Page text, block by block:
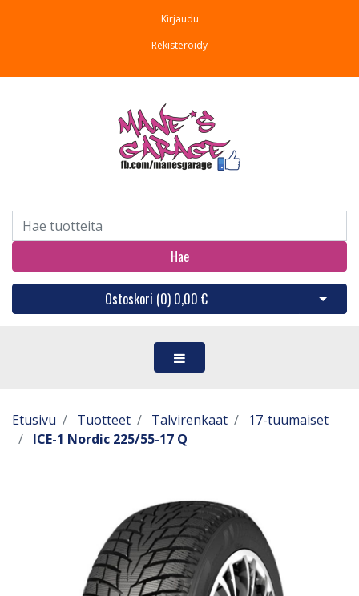
Kirjaudu
Rekisteröidy
Hae
Ostoskori (0) 0,00 € Avaa
Etusivu Tuotteet Talvirenkaat
17-tuumaiset
ICE-1 Nordic 225/55-17 Q